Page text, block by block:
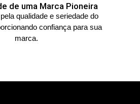
de uma Marca Pioneira
qualidade e seriedade do
confiança para sua
marca.